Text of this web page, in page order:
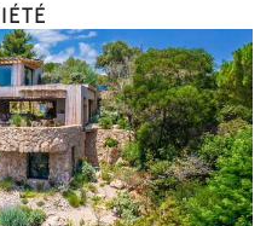
peuvent varier selon la
Notre conciergerie
pour votre séjour.